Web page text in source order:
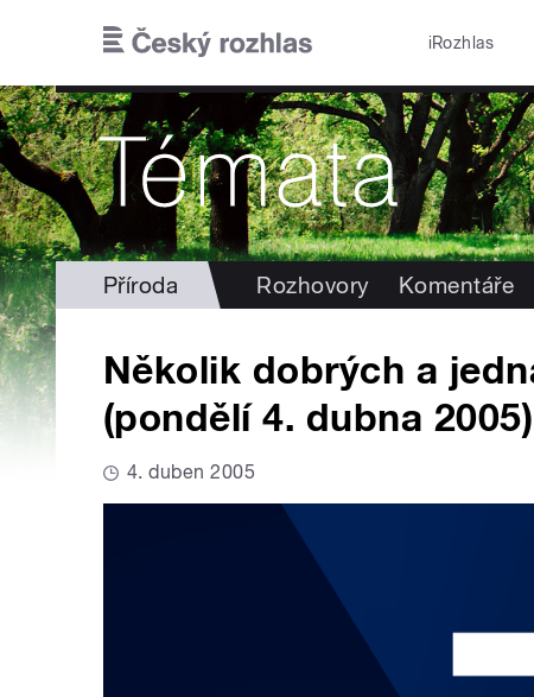
iRozhlas
Příroda Rozhovory Komentáře
Několik dobrých a
(pondělí 4. dubna 2005)
4. duben 2005